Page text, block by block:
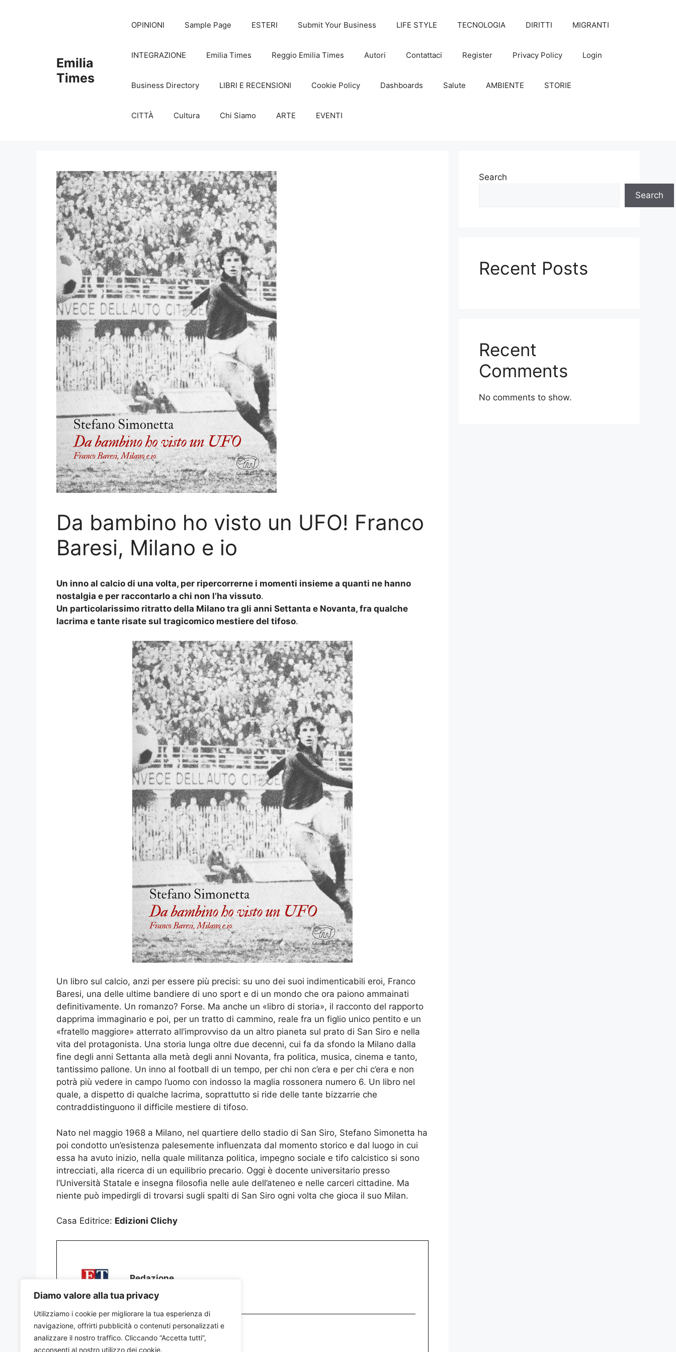
Diamo valore alla tua privacy
Utilizziamo i cookie per migliorare la tua esperienza di
navigazione, offrirti pubblicità o contenuti personalizzati e
analizzare il nostro traffico. Cliccando “Accetta tutti”,
acconsenti al nostro utilizzo dei cookie.
Emilia
Times
OPINIONI Sample Page ESTERI Submit Your Business LIFE STYLE TECNOLOGIA DIRITTI MIGRANTI
INTEGRAZIONE Emilia Times Reggio Emilia Times Autori Contattaci Register Privacy Policy Login
Business Directory LIBRI E RECENSIONI Cookie Policy Dashboards Salute AMBIENTE STORIE
CITTÀ Cultura Chi Siamo ARTE EVENTI
Da bambino ho visto un UFO! Franco
Baresi, Milano e io
Un inno al calcio di una volta, per ripercorrerne i momenti insieme a quanti ne hanno
nostalgia e per raccontarlo a chi non l’ha vissuto.
Un particolarissimo ritratto della Milano tra gli anni Settanta e Novanta, fra qualche
lacrima e tante risate sul tragicomico mestiere del tifoso.
Un libro sul calcio, anzi per essere più precisi: su uno dei suoi indimenticabili eroi, Franco
Baresi, una delle ultime bandiere di uno sport e di un mondo che ora paiono ammainati
definitivamente. Un romanzo? Forse. Ma anche un «libro di storia», il racconto del rapporto
dapprima immaginario e poi, per un tratto di cammino, reale fra un figlio unico pentito e un
«fratello maggiore» atterrato all’improvviso da un altro pianeta sul prato di San Siro e nella
vita del protagonista. Una storia lunga oltre due decenni, cui fa da sfondo la Milano dalla
fine degli anni Settanta alla metà degli anni Novanta, fra politica, musica, cinema e tanto,
tantissimo pallone. Un inno al football di un tempo, per chi non c’era e per chi c’era e non
potrà più vedere in campo l’uomo con indosso la maglia rossonera numero 6. Un libro nel
quale, a dispetto di qualche lacrima, soprattutto si ride delle tante bizzarrie che
contraddistinguono il difficile mestiere di tifoso.
Nato nel maggio 1968 a Milano, nel quartiere dello stadio di San Siro, Stefano Simonetta ha
poi condotto un’esistenza palesemente influenzata dal momento storico e dal luogo in cui
essa ha avuto inizio, nella quale militanza politica, impegno sociale e tifo calcistico si sono
intrecciati, alla ricerca di un equilibrio precario. Oggi è docente universitario presso
l’Università Statale e insegna filosofia nelle aule dell’ateneo e nelle carceri cittadine. Ma
niente può impedirgli di trovarsi sugli spalti di San Siro ogni volta che gioca il suo Milan.
Casa Editrice: Edizioni Clichy
Redazione
Search
Search
Recent Posts
Recent
Comments
No comments to show.